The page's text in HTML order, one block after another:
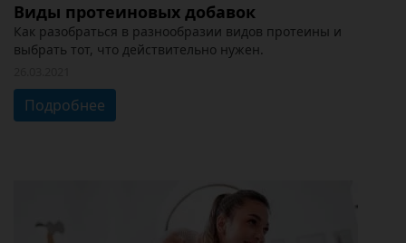
Виды протеиновых добавок
Как разобраться в разнообразии видов протеины и
выбрать тот, что действительно нужен.
Подробнее